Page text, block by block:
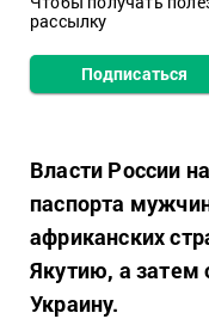
рассылку
Подписаться
Власти России
паспорта
африканских
Якутию, а затем
Украину.